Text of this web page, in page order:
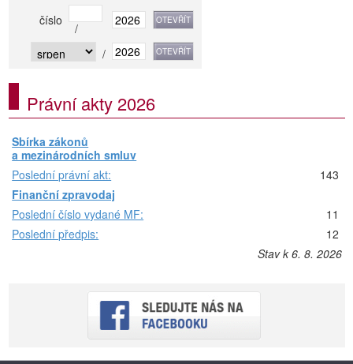
číslo
/
/
Právní akty 2026
Sbírka zákonů
a mezinárodních smluv
Poslední právní akt:
143
Finanční zpravodaj
Poslední číslo vydané MF:
11
Poslední předpis:
12
Stav k 6. 8. 2026